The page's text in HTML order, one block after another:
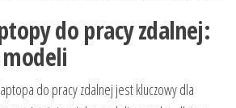
do pracy zdalnej:
do pracy zdalnej jest kluczowy dla